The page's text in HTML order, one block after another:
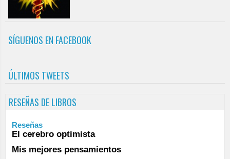
SÍGUENOS EN FACEBOOK
ÚLTIMOS TWEETS
RESEÑAS DE LIBROS
Reseñas
El cerebro optimista
Mis mejores pensamientos